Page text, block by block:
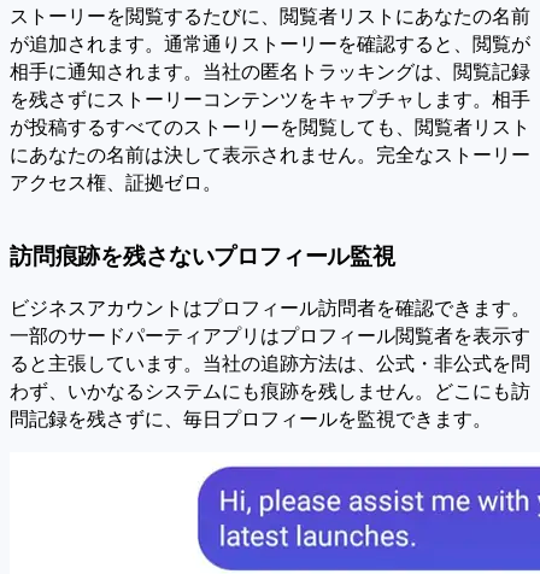
ストーリーを閲覧するたびに、閲覧者リストにあなたの名前
が追加されます。通常通りストーリーを確認すると、閲覧が
相手に通知されます。当社の匿名トラッキングは、閲覧記録
を残さずにストーリーコンテンツをキャプチャします。相手
が投稿するすべてのストーリーを閲覧しても、閲覧者リスト
にあなたの名前は決して表示されません。完全なストーリー
アクセス権、証拠ゼロ。
訪問痕跡を残さないプロフィール監視
ビジネスアカウントはプロフィール訪問者を確認できます。
一部のサードパーティアプリはプロフィール閲覧者を表示す
ると主張しています。当社の追跡方法は、公式・非公式を問
わず、いかなるシステムにも痕跡を残しません。どこにも訪
問記録を残さずに、毎日プロフィールを監視できます。